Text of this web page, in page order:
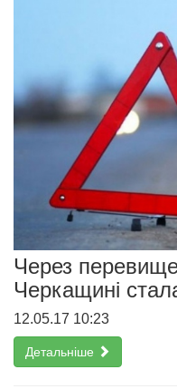
Через
Черкащині
12.05.17 10:23
Детальніше